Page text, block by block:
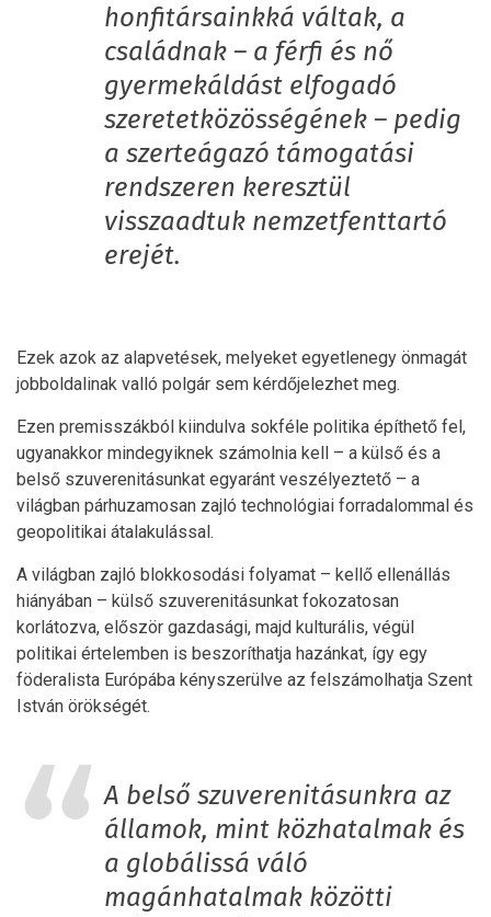
honfitársainkká váltak, a
családnak – a férfi és nő
gyermekáldást elfogadó
szeretetközösségének – pedig
a szerteágazó támogatási
rendszeren keresztül
visszaadtuk nemzetfenttartó
erejét.
Ezek azok az alapvetések, melyeket egyetlenegy önmagát
jobboldalinak valló polgár sem kérdőjelezhet meg.
Ezen premisszákból kiindulva sokféle politika építhető fel,
ugyanakkor mindegyiknek számolnia kell – a külső és a
belső szuverenitásunkat egyaránt veszélyeztető – a
világban párhuzamosan zajló technológiai forradalommal és
geopolitikai átalakulással.
A világban zajló blokkosodási folyamat – kellő ellenállás
hiányában – külső szuverenitásunkat fokozatosan
korlátozva, először gazdasági, majd kulturális, végül
politikai értelemben is beszoríthatja hazánkat, így egy
föderalista Európába kényszerülve az felszámolhatja Szent
István örökségét.
A belső szuverenitásunkra az
államok, mint közhatalmak és
a globálissá váló
magánhatalmak közötti